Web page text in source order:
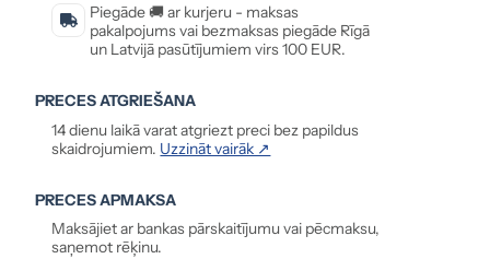
Piegāde 🚚 ar kurjeru - maksas
pakalpojums vai bezmaksas piegāde Rīgā
un Latvijā pasūtījumiem virs 100 EUR.
PRECES ATGRIEŠANA
14 dienu laikā varat atgriezt preci bez papildus
skaidrojumiem. Uzzināt vairāk ↗
PRECES APMAKSA
Maksājiet ar bankas pārskaitījumu vai pēcmaksu,
saņemot rēķinu.